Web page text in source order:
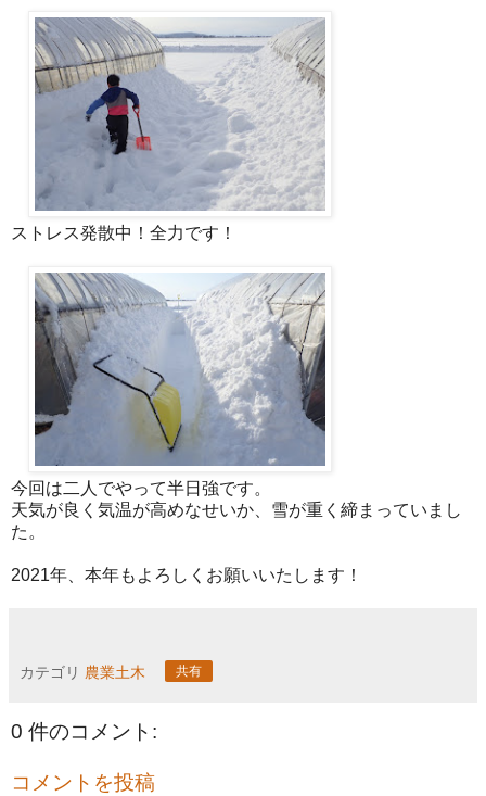
ストレス発散中！全力です！
今回は二人でやって半日強です。
天気が良く気温が高めなせいか、雪が重く締まっていまし
た。
2021年、本年もよろしくお願いいたします！
カテゴリ 農業土木 共有
0 件のコメント:
コメントを投稿